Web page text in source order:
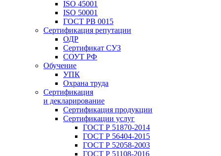
ISO 45001
ISO 50001
ГОСТ РВ 0015
Сертификация репутации
ОДР
Сертификат СУЗ
СОУТ РФ
Обучение
УПК
Охрана труда
Сертификация
и декларирование
Сертификация продукции
Сертификации услуг
ГОСТ Р 51870-2014
ГОСТ Р 56404-2015
ГОСТ Р 52058-2003
ГОСТ Р 51108-2016